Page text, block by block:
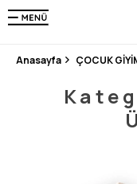
250.000'DEN FAZLA
3 MİLYONDAN
Anasayfa ÇOCUK